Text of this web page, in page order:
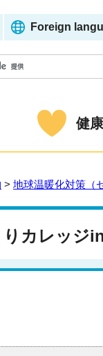
Foreign
健
> 地球温暖化対策（
カレッジ